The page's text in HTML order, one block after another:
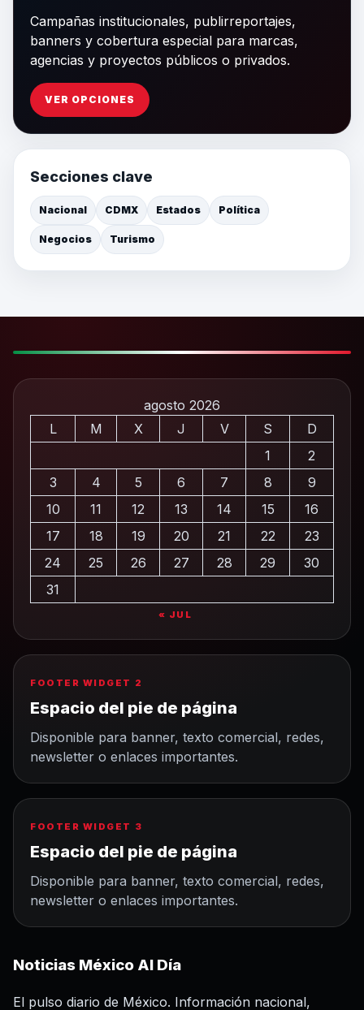
Campañas institucionales, publirreportajes,
banners y cobertura especial para marcas,
agencias y proyectos públicos o privados.
VER OPCIONES
Secciones clave
Nacional CDMX Estados Política
Negocios Turismo
agosto 2026
L
M X J V S
D
1
2
3
4 5 6 7 8
9
10
11 12 13 14 15
16
17
18 19 20 21 22
23
24
25 26 27 28 29
30
31
« JUL
FOOTER WIDGET 2
Espacio del pie de página
Disponible para banner, texto comercial, redes,
newsletter o enlaces importantes.
FOOTER WIDGET 3
Espacio del pie de página
Disponible para banner, texto comercial, redes,
newsletter o enlaces importantes.
Noticias México Al Día
El pulso diario de México. Información nacional,